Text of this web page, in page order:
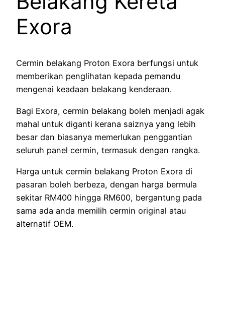
Exora
Cermin belakang Proton Exora berfungsi untuk
memberikan penglihatan kepada pemandu
mengenai keadaan belakang kenderaan.
Bagi Exora, cermin belakang boleh menjadi agak
mahal untuk diganti kerana saiznya yang lebih
besar dan biasanya memerlukan penggantian
seluruh panel cermin, termasuk dengan rangka.
Harga untuk cermin belakang Proton Exora di
pasaran boleh berbeza, dengan harga bermula
sekitar RM400 hingga RM600, bergantung pada
sama ada anda memilih cermin original atau
alternatif OEM.